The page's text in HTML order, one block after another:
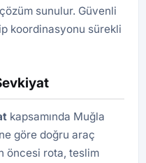
sunulur. Güvenli
koordinasyonu sürekli
kapsamında Muğla
göre doğru araç
öncesi rota, teslim